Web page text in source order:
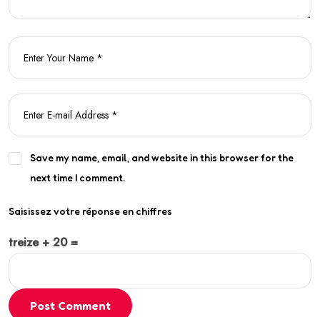
Save my name, email, and website in this browser for the
next time I comment.
Saisissez votre réponse en chiffres
treize + 20 =
Post Comment